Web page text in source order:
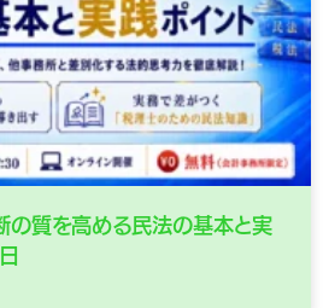
の質を高める民法の基本と実